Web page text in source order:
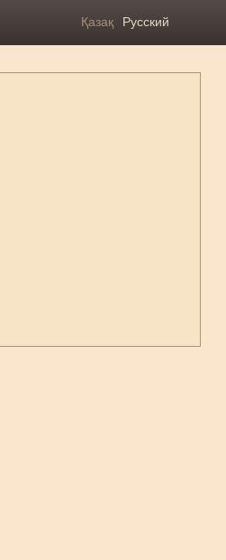
Қазақ Русский